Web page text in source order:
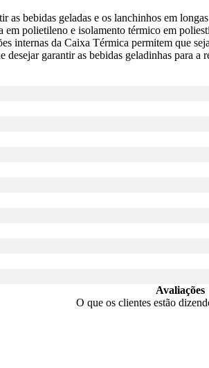
as bebidas geladas e os lanchinhos em
polietileno e isolamento térmico em
internas da Caixa Térmica permitem que
desejar garantir as bebidas geladinhas para
Avaliações
O que os clientes estão